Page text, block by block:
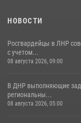
НОВОСТИ
Росгвардейцы в ЛНР
с учетом...
08 августа 2026, 09:00
В ДНР выполняющие
региональны...
08 августа 2026, 05:00